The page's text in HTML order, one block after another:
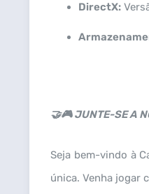
DirectX:
🤝🎮 JUNTE-SE A
Seja bem-vindo à
única. Venha jogar